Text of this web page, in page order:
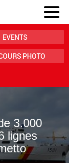
EVENTS
PHOTO
3.000
lignes